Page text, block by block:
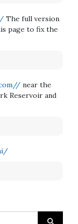
The full version
page to fix the
near the
Reservoir and